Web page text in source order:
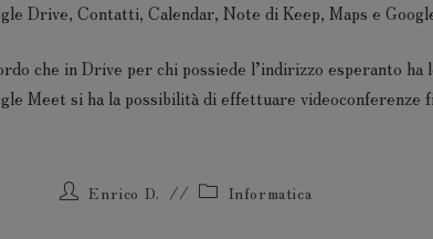
Drive, Contatti, Calendar, Note di Keep, Maps e
che in Drive per chi possiede l’indirizzo esperanto ha
Meet si ha la possibilità di effettuare videoconferenze
Enrico D. Informatica